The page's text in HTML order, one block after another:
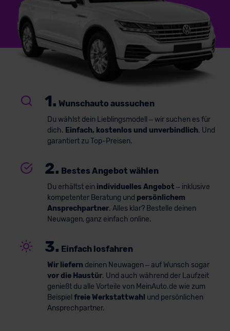
1. Wunschauto aussuchen
Du wählst dein Lieblingsmodell – wir suchen es für
dich. Einfach, kostenlos und unverbindlich. Und
garantiert zu Top-Preisen.
2. Bestes Angebot wählen
Du erhältst ein individuelles Angebot – inklusive
kompetenter Beratung und persönlichem
Ansprechpartner. Alles klar? Bestelle deinen
Neuwagen, ganz einfach online.
3. Einfach losfahren
Wir liefern deinen Neuwagen – auf Wunsch sogar
vor die Haustür. Und auch während der Laufzeit
genießt du alle Vorteile von MeinAuto.de wie zum
Beispiel freie Werkstattwahl und persönlichen
Ansprechpartner.